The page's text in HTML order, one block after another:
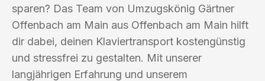
sparen? Das Team von Umzugskönig Gärtner
Offenbach am Main aus Offenbach am Main hilft
dir dabei, deinen Klaviertransport kostengünstig
und stressfrei zu gestalten. Mit unserer
langjährigen Erfahrung und unserem